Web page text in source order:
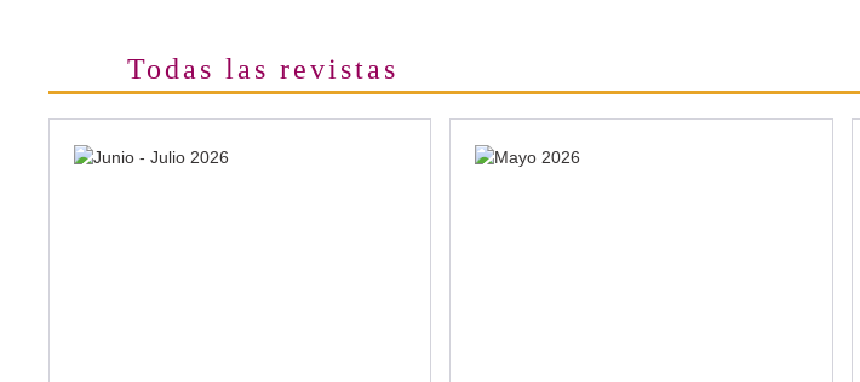
Todas las revistas